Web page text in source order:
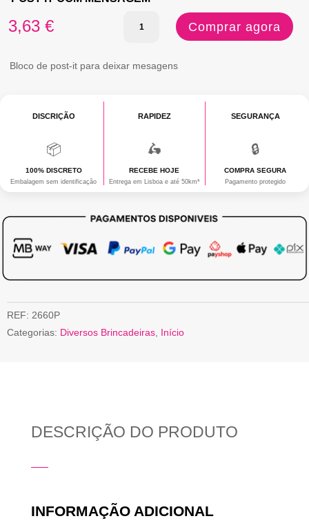
3,63 €
Quantidade
POST-
Comprar agora
Bloco de post-it para deixar mesagens
DISCRIÇÃO
📦
100% DISCRETO
Embalagem sem identificação
RAPIDEZ
🛵
RECEBE HOJE
Entrega em Lisboa e até 50km*
SEGURANÇA
🔒
COMPRA SEGURA
Pagamento protegido
REF: 2660P
Categorias: Diversos Brincadeiras Início
DESCRIÇÃO DO PRODUTO
INFORMAÇÃO ADICIONAL